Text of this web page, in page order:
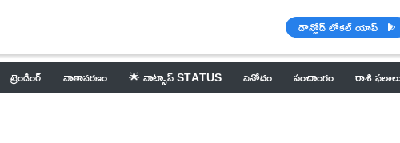
డౌన్లోడ్ లోకల్ యాప్
ట్రెండింగ్ వాతావరణం 🌟 వాట్సాప్ STATUS వినోదం పంచాంగం రాశి